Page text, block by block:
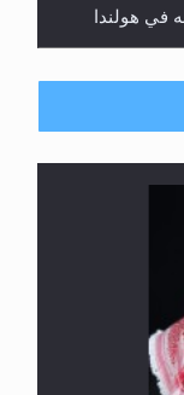
في هولندا
مدرسة الحفظ